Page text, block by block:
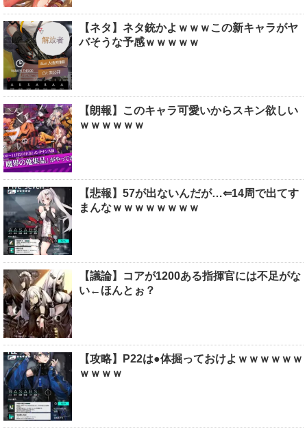
【ネタ】ネタ銃かよｗｗｗこの新キャラがヤ
バそうな予感ｗｗｗｗｗ
【朗報】このキャラ可愛いからスキン欲しい
ｗｗｗｗｗｗ
【悲報】57が出ないんだが…⇐14周で出てす
まんなｗｗｗｗｗｗｗｗ
【議論】コアが1200ある指揮官には不足がな
い←ほんとぉ？
【攻略】P22は●体掘っておけよｗｗｗｗｗｗ
ｗｗｗｗ